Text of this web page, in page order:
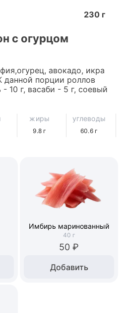
230 г
с огурцом
авокадо, икра
данной порции роллов
10 г, васаби - 5 г, соевый
жиры
9.8 г
углеводы
60.6г
Имбирь маринованный
40 г
50 ₽
Добавить